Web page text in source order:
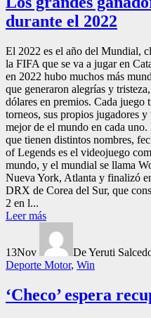
durante el 2022
El 2022 es el año del Mundial,
la FIFA que se va a jugar en
en 2022 hubo muchos más
que generaron alegrías y
dólares en premios. Cada juego
torneos, sus propios jugadores
mejor de el mundo en cada
que tienen distintos nombres,
of Legends es el videojuego
mundo, y el mundial se llama
Nueva York, Atlanta y finalizó
DRX de Corea del Sur, que
2 en l...
Leer más
13Nov De Yeruti
Deporte Motor, Win
‘Checo’ espera